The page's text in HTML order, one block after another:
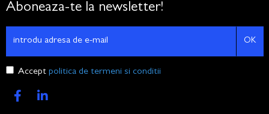
Aboneaza-te la newsletter!
OK
Accept politica de termeni si conditii